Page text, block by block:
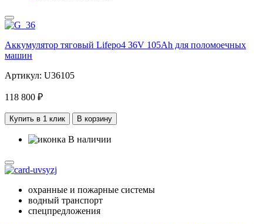
Аккумулятор тяговый Lifepo4 36V 105Ah для поломоечных
машин
Артикул: U36105
118 800 ₽
Купить в 1 клик В корзину
В наличии
охранные и пожарные системы
водный транспорт
спецпредложения